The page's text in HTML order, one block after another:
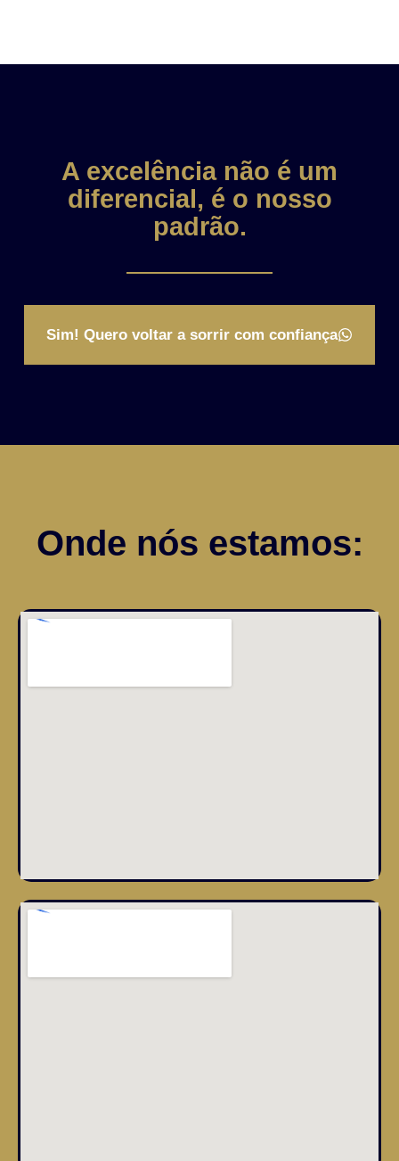
A excelência não é um
diferencial, é o nosso
padrão.
Sim! Quero voltar a sorrir com confiança
Onde nós estamos: